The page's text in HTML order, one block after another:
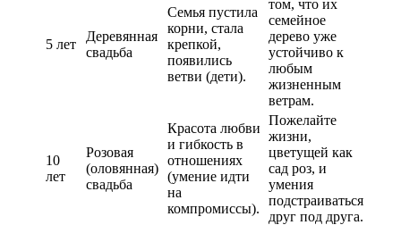
5 лет
Деревянная
свадьба
Семья пустила
корни, стала
крепкой,
появились
ветви (дети).
том, что их
семейное
дерево уже
устойчиво к
любым
жизненным
ветрам.
10
лет
Розовая
(оловянная)
свадьба
Красота любви
и гибкость в
отношениях
(умение идти
на
компромиссы).
Пожелайте
жизни,
цветущей как
сад роз, и
умения
подстраиваться
друг под друга.